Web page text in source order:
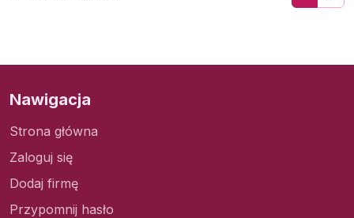
Nawigacja
Strona główna
Zaloguj się
Dodaj firmę
Przypomnij hasło